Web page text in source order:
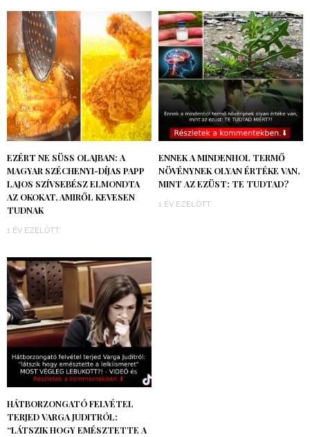
EZÉRT NE SÜSS OLAJBAN: A
MAGYAR SZÉCHENYI-DÍJAS PAPP
LAJOS SZÍVSEBÉSZ ELMONDTA
AZ OKOKAT, AMIRŐL KEVESEN
TUDNAK
1 ÉV EZELŐTT
ENNEK A MINDENHOL TERMŐ
NÖVÉNYNEK OLYAN ÉRTÉKE VAN,
MINT AZ EZÜST: TE TUDTAD?
1 ÉV EZELŐTT
HÁTBORZONGATÓ FELVÉTEL
TERJED VARGA JUDITRÓL:
“LÁTSZIK HOGY EMÉSZTETTE A